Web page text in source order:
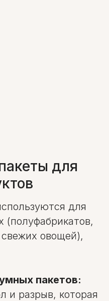
для
для
(полуфабрикатов,
овощей),
пакетов:
и разрыв, которая